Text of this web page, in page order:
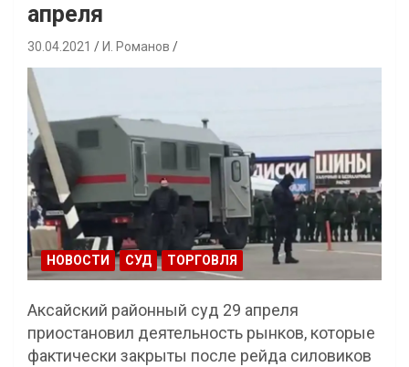
апреля
30.04.2021 И. Романов
НОВОСТИ СУД ТОРГОВЛЯ
Аксайский районный суд 29 апреля
приостановил деятельность рынков, которые
фактически закрыты после рейда силовиков